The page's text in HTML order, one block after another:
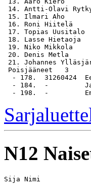
14. Antti-Olavi
15. Ilmari Aho
16. Roni Hiitelä
17. Topias
18. Lasse
19. Niko
20. Denis Metla
21. Johannes
Poisjääneet   3
- 178.  31260424
- 184.  -
N12
Sija Nimi